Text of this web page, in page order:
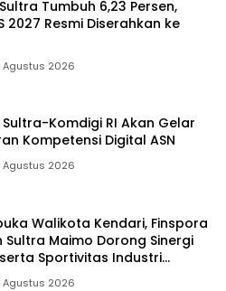
Tumbuh 6,23 Persen,
2027 Resmi Diserahkan ke
Agustus 2026
Komdigi RI Akan Gelar
Kompetensi Digital ASN
Agustus 2026
Walikota Kendari, Finspora
Sultra Maimo Dorong Sinergi
Sportivitas Industri
Agustus 2026